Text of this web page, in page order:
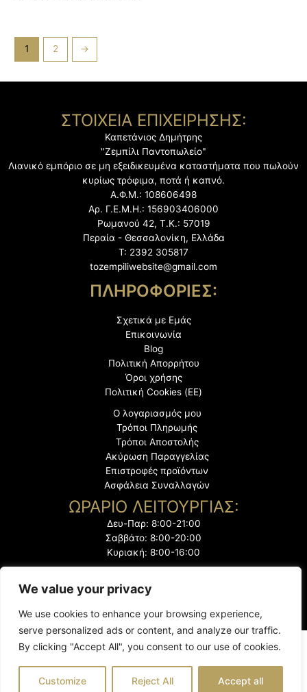
We value your privacy
We use cookies to enhance your browsing experience,
serve personalized ads or content, and analyze our traffic.
By clicking "Accept All", you consent to our use of cookies.
Customize Reject All Accept all
1 2 →
ΣΤΟΙΧΕΙΑ ΕΠΙΧΕΙΡΗΣΗΣ:
Καπετάνιος Δημήτρης
"Ζεμπίλι Παντοπωλείο"
Λιανικό εμπόριο σε μη εξειδικευμένα καταστήματα που πωλούν
κυρίως τρόφιμα, ποτά ή καπνό.
Α.Φ.Μ.: 108606498
Αρ. Γ.Ε.Μ.Η.: 156903406000
Ρωμανού 42, Τ.Κ.: 57019
Περαία - Θεσσαλονίκη, Ελλάδα
Τ: 2392 305817
tozempiliwebsite@gmail.com
ΠΛΗΡΟΦΟΡΙΕΣ:
Σχετικά με Εμάς
Επικοινωνία
Blog
Πολιτική Απορρήτου
Όροι χρήσης
Πολιτική Cookies (ΕΕ)
Ο λογαριασμός μου
Τρόποι Πληρωμής
Τρόποι Αποστολής
Ακύρωση Παραγγελίας
Επιστροφές προϊόντων
Ασφάλεια Συναλλαγών
ΩΡΑΡΙΟ ΛΕΙΤΟΥΡΓΙΑΣ:
Δευ-Παρ: 8:00-21:00
Σαββάτο: 8:00-20:00
Κυριακή: 8:00-16:00
@2023 "Το Ζεμπίλι". Με την επιφύλαξη παντός δικαιώματος